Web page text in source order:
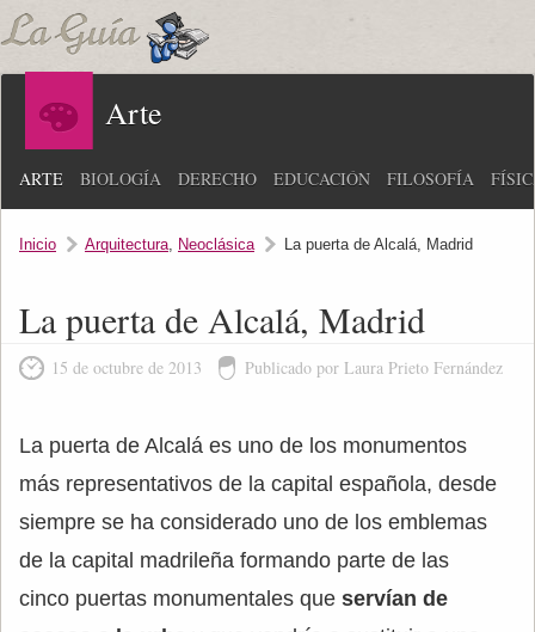
Arte
ARTE BIOLOGÍA DERECHO EDUCACIÓN FILOSOFÍA
Inicio Arquitectura, Neoclásica La puerta de Alcalá, Madrid
La puerta de Alcalá, Madrid
15 de octubre de 2013 Publicado por Laura Prieto Fernández
La puerta de Alcalá es uno de los monumentos
más representativos de la capital española, desde
siempre se ha considerado uno de los emblemas
de la capital madrileña formando parte de las
cinco puertas monumentales que servían de